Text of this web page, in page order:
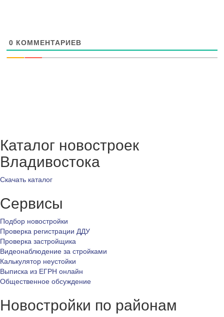
0 КОММЕНТАРИЕВ
Каталог новостроек
Владивостока
Скачать каталог
Сервисы
Подбор новостройки
Проверка регистрации ДДУ
Проверка застройщика
Видеонаблюдение за стройками
Калькулятор неустойки
Выписка из ЕГРН онлайн
Общественное обсуждение
Новостройки по районам